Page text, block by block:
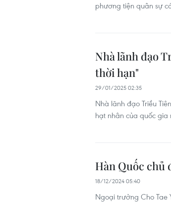
phương tiện quân sự
Nhà lãnh đạo
thời hạn"
29/01/2025 02:35
Nhà lãnh đạo Triều
hạt nhân của quốc gia
Hàn Quốc chủ
18/12/2024 05:40
Ngoại trưởng Cho Tae